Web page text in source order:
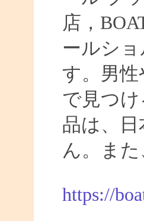
店，
ールシ
す。男
で見つ
品は、
ん。ま
https://